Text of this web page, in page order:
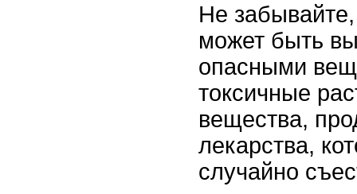
Не
может быть
опасными
токсичные
вещества,
лекарства,
случайно